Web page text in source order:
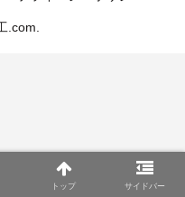
.com.
トップ サイドバー